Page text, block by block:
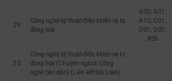
29
Công nghệ kỹ thuật điều khiển và tự
động hóa
A00; A01;
A10; C01;
D01; D07;
X05
30
Công nghệ kỹ thuật điều khiển và tự
động hóa (Chuyên ngành Công
nghệ bán dẫn) (Liên kết Đài Loan)